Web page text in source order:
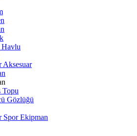
Havlu
Aksesuar
Topu
Gözlüğü
Spor Ekipman